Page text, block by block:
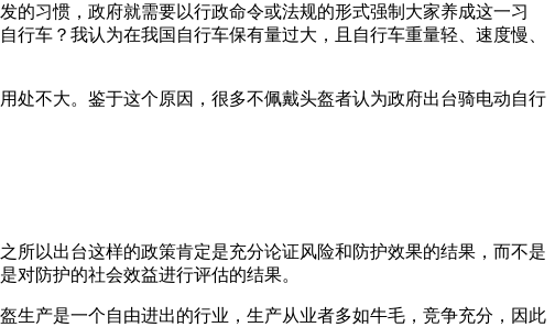
的习惯，政府就需要以行政命令或法规的形式强制大家养成这一习
车？我认为在我国自行车保有量过大，且自行车重量轻、速度慢、
处不大。鉴于这个原因，很多不佩戴头盔者认为政府出台骑电动自行
所以出台这样的政策肯定是充分论证风险和防护效果的结果，而不是
对防护的社会效益进行评估的结果。
生产是一个自由进出的行业，生产从业者多如牛毛，竞争充分，因此